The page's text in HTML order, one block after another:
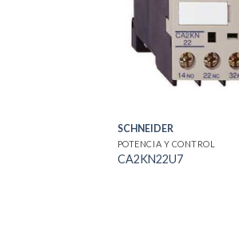
SCHNEIDER
POTENCIA Y CONTROL
CA2KN22U7